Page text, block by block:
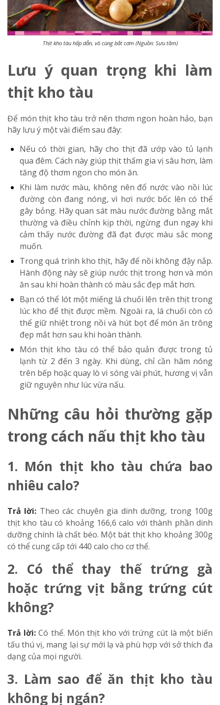
Thịt kho tàu hấp dẫn, vô cùng bắt cơm (Nguồn: Sưu tầm)
Lưu ý quan trọng khi làm
thịt kho tàu
Để món thịt kho tàu trở nên thơm ngon hoàn hảo, bạn
hãy lưu ý một vài điểm sau đây:
Nếu có thời gian, hãy cho thịt đã ướp vào tủ lạnh
qua đêm. Cách này giúp thịt thấm gia vị sâu hơn, làm
tăng độ thơm ngon cho món ăn.
Khi làm nước màu, không nên đổ nước vào nồi lúc
đường còn đang nóng, vì hơi nước bốc lên có thể
gây bỏng. Hãy quan sát màu nước đường bằng mắt
thường và điều chỉnh kịp thời, ngừng đun ngay khi
cảm thấy nước đường đã đạt được màu sắc mong
muốn.
Trong quá trình kho thịt, hãy để nồi không đậy nắp.
Hành động này sẽ giúp nước thịt trong hơn và món
ăn sau khi hoàn thành có màu sắc đẹp mắt hơn.
Bạn có thể lót một miếng lá chuối lên trên thịt trong
lúc kho để thịt được mềm. Ngoài ra, lá chuối còn có
thể giữ nhiệt trong nồi và hút bọt để món ăn trông
đẹp mắt hơn sau khi hoàn thành.
Món thịt kho tàu có thể bảo quản được trong tủ
lạnh từ 2 đến 3 ngày. Khi dùng, chỉ cần hâm nóng
trên bếp hoặc quay lò vi sóng vài phút, hương vị vẫn
giữ nguyên như lúc vừa nấu.
Những câu hỏi thường gặp
trong cách nấu thịt kho tàu
1. Món thịt kho tàu chứa bao
nhiêu calo?
Trả lời: Theo các chuyên gia dinh dưỡng, trong 100g
thịt kho tàu có khoảng 166,6 calo với thành phần dinh
dưỡng chính là chất béo. Một bát thịt kho khoảng 300g
có thể cung cấp tới 440 calo cho cơ thể.
2. Có thể thay thế trứng gà
hoặc trứng vịt bằng trứng cút
không?
Trả lời: Có thể. Món thịt kho với trứng cút là một biến
tấu thú vị, mang lại sự mới lạ và phù hợp với sở thích đa
dạng của mọi người.
3. Làm sao để ăn thịt kho tàu
không bị ngán?